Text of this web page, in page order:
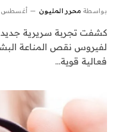
بواسطة محرر المليون أغسطس 1, 2026
كشفت تجربة سريرية
فعالية قوية…